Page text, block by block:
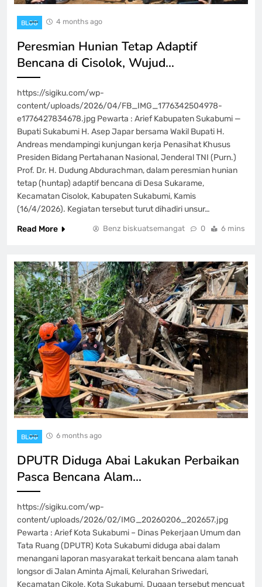
BLOG 4 months ago
Peresmian Hunian Tetap Adaptif
Bencana di Cisolok, Wujud…
https://sigiku.com/wp-
content/uploads/2026/04/FB_IMG_1776342504978-
e1776427834678.jpg Pewarta : Arief Kabupaten Sukabumi —
Bupati Sukabumi H. Asep Japar bersama Wakil Bupati H.
Andreas mendampingi kunjungan kerja Penasihat Khusus
Presiden Bidang Pertahanan Nasional, Jenderal TNI (Purn.)
Prof. Dr. H. Dudung Abdurachman, dalam peresmian hunian
tetap (huntap) adaptif bencana di Desa Sukarame,
Kecamatan Cisolok, Kabupaten Sukabumi, Kamis
(16/4/2026). Kegiatan tersebut turut dihadiri unsur…
Read More
Benz biskuatsemangat 0 6 mins
BLOG 6 months ago
DPUTR Diduga Abai Lakukan Perbaikan
Pasca Bencana Alam…
https://sigiku.com/wp-
content/uploads/2026/02/IMG_20260206_202657.jpg
Pewarta : Arief Kota Sukabumi – Dinas Pekerjaan Umum dan
Tata Ruang (DPUTR) Kota Sukabumi diduga abai dalam
menangani laporan masyarakat terkait bencana alam tanah
longsor di Jalan Aminta Ajmali, Kelurahan Sriwedari,
Kecamatan Cikole, Kota Sukabumi. Dugaan tersebut mencuat